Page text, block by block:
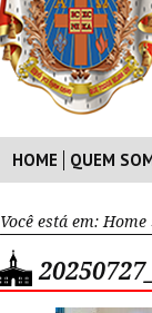
HOME QUEM
Você está em: Home